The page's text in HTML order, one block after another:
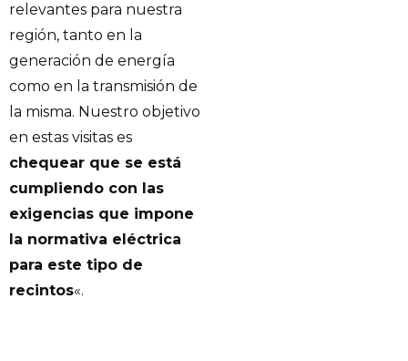
relevantes para nuestra
región, tanto en la
generación de energía
como en la transmisión de
la misma. Nuestro objetivo
en estas visitas es
chequear que se está
cumpliendo con las
exigencias que impone
la normativa eléctrica
para este tipo de
recintos«.